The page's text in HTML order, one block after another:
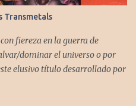
Transmetals
fiereza en la guerra de
dominar el universo o por
elusivo título desarrollado por